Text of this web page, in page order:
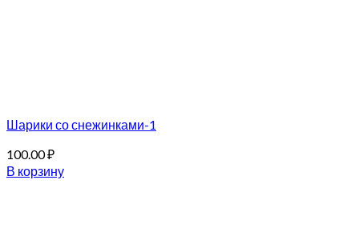
Шарики со снежинками-1
100.00₽
В корзину